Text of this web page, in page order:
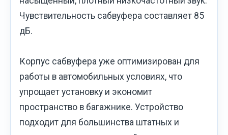
Чувствительность сабвуфера составляет 85
дБ.
Корпус сабвуфера уже оптимизирован для
работы в автомобильных условиях, что
упрощает установку и экономит
пространство в багажнике. Устройство
подходит для большинства штатных и